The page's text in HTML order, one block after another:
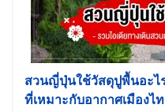
สวนญี่ปุ่นใช้วัสดุปูพื้นอะไ
ที่เหมาะกับอากาศเมืองไ